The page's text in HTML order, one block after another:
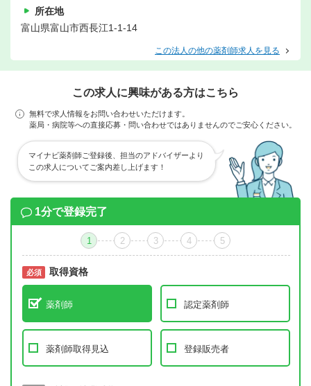
所在地
富山県富山市西長江1-1-14
この法人の他の薬剤師求人を見る
この求人に興味がある方はこちら
無料で求人情報をお問い合わせいただけます。
薬局・病院等への直接応募・問い合わせではありませんのでご安心ください。
マイナビ薬剤師ご登録後、担当のアドバイザーより
この求人についてご案内差し上げます！
1分で登録完了
1 2 3 4 5
必須 取得資格
薬剤師 認定薬剤師
薬剤師取得見込 登録販売者